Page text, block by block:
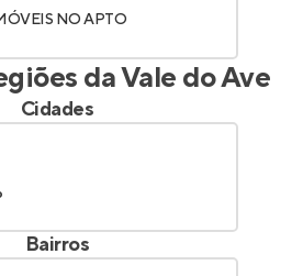
NO APTO
daVale do Ave
Cidades
Bairros